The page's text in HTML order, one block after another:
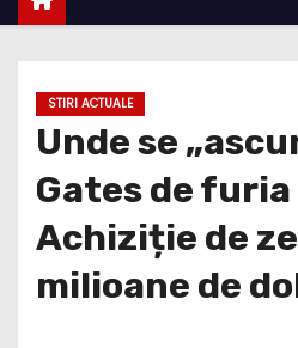
STIRI ACTUALE
Unde se
Gates de
Achiziție de
milioane de